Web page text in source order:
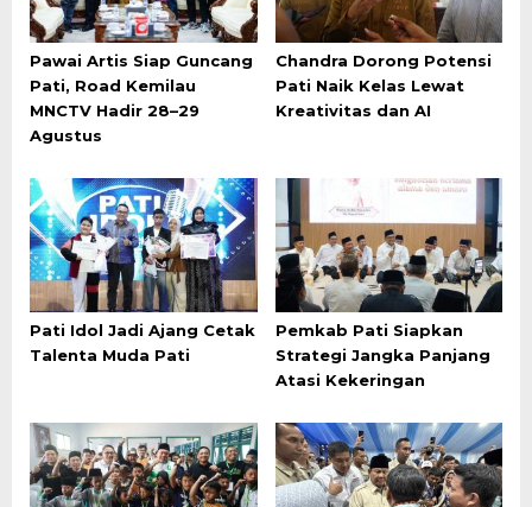
Pawai Artis Siap Guncang
Pati, Road Kemilau
MNCTV Hadir 28–29
Agustus
Chandra Dorong Potensi
Pati Naik Kelas Lewat
Kreativitas dan AI
Pati Idol Jadi Ajang Cetak
Talenta Muda Pati
Pemkab Pati Siapkan
Strategi Jangka Panjang
Atasi Kekeringan